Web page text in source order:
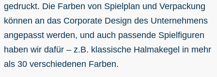
gedruckt. Die Farben von Spielplan und Verpackung
können an das Corporate Design des Unternehmens
angepasst werden, und auch passende Spielfiguren
haben wir dafür – z.B. klassische Halmakegel in mehr
als 30 verschiedenen Farben.